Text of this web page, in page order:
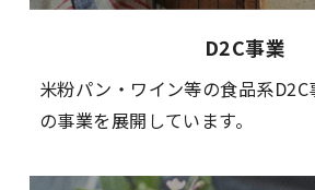
D2C事業
米粉パン・ワイン等の食品系D2C
の事業を展開しています。